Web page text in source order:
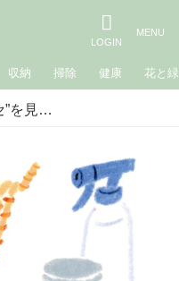
収納 掃除 健康 花と緑
消耗品を“買い足すクセ”を見直す「日用品費の工夫」いまから始めるエコな家計／節約アドバイザー・丸山晴美さん